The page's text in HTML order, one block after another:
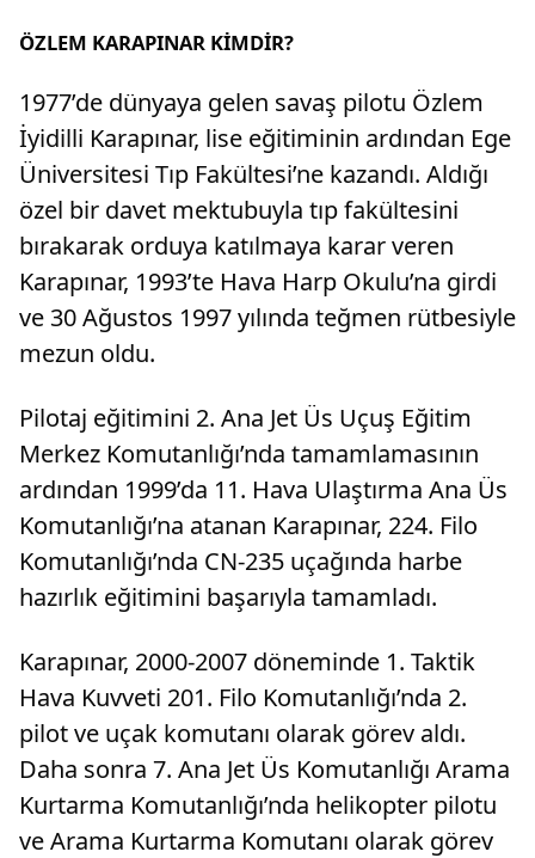
ÖZLEM KARAPINAR KİMDİR?
1977’de dünyaya gelen savaş pilotu Özlem
İyidilli Karapınar, lise eğitiminin ardından Ege
Üniversitesi Tıp Fakültesi’ne kazandı. Aldığı
özel bir davet mektubuyla tıp fakültesini
bırakarak orduya katılmaya karar veren
Karapınar, 1993’te Hava Harp Okulu’na girdi
ve 30 Ağustos 1997 yılında teğmen rütbesiyle
mezun oldu.
Pilotaj eğitimini 2. Ana Jet Üs Uçuş Eğitim
Merkez Komutanlığı’nda tamamlamasının
ardından 1999’da 11. Hava Ulaştırma Ana Üs
Komutanlığı’na atanan Karapınar, 224. Filo
Komutanlığı’nda CN-235 uçağında harbe
hazırlık eğitimini başarıyla tamamladı.
Karapınar, 2000-2007 döneminde 1. Taktik
Hava Kuvveti 201. Filo Komutanlığı’nda 2.
pilot ve uçak komutanı olarak görev aldı.
Daha sonra 7. Ana Jet Üs Komutanlığı Arama
Kurtarma Komutanlığı’nda helikopter pilotu
ve Arama Kurtarma Komutanı olarak görev